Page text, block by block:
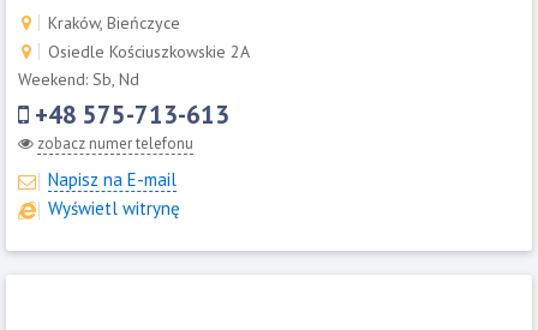
Kraków, Bieńczyce
Osiedle Kościuszkowskie 2A
Weekend: Sb, Nd
+48 575-713-613
zobacz numer telefonu
Napisz na E-mail
Wyświetl witrynę